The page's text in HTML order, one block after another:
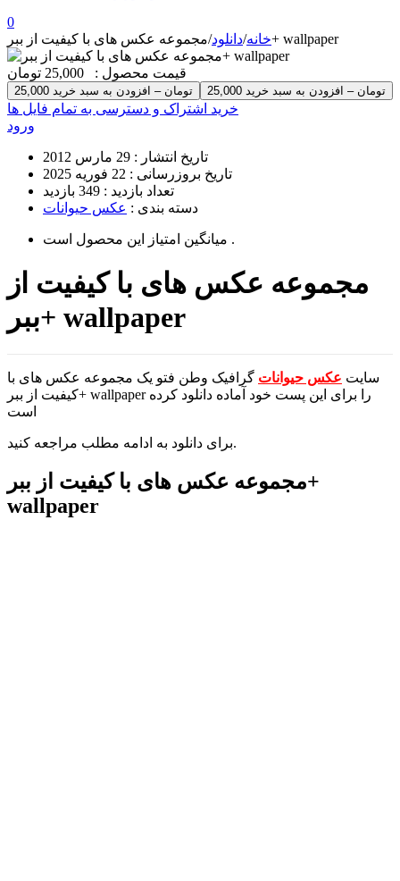
0
خانه/دانلود/ مجموعه عکس های با کیفیت از ببر+ wallpaper
قیمت محصول : 25,000 تومان
25,000 تومان – افزودن به سبد خرید
خرید اشتراک و دسترسی به تمام فایل ها
ورود
تاریخ انتشار : 29 مارس 2012
تاریخ بروزرسانی : 22 فوریه 2025
تعداد بازدید : 349 بازدید
دسته بندی : عکس حیوانات
میانگین امتیاز این محصول است .
مجموعه عکس های با کیفیت از
ببر+ wallpaper
سایت عکس حیوانات گرافیک وطن فتو یک مجموعه عکس های با
کیفیت از ببر+ wallpaper را برای این پست خود آماده دانلود کرده
است
برای دانلود به ادامه مطلب مراجعه کنید.
مجموعه عکس های با کیفیت از ببر+
wallpaper